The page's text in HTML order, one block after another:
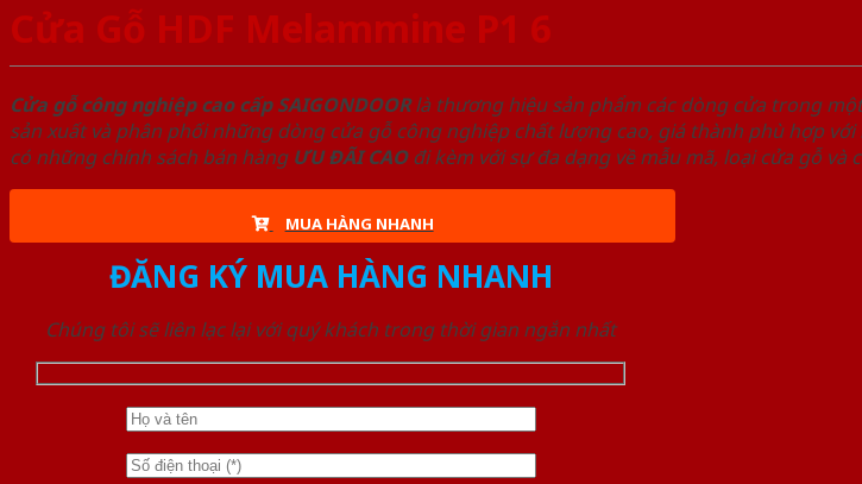
Cửa Gỗ HDF Melammine P1 6
Cửa gỗ công nghiệp cao cấp SAIGONDOORlà thương hiệu sản phẩm các dòng cửa trong
sản xuất và phân phối những dòng cửa gỗ công nghiệp chất lượng cao, giá thành phù hợp
có những chính sách bán hàng ƯU ĐÃI CAOđi kèm với sự đa dạng về mẫu mã, loại cửa gỗ và
MUA HÀNG NHANH
ĐĂNG KÝ MUA HÀNG NHANH
Chúng tôi sẽ liên lạc lại với quý khách trong thời gian ngắn nhất